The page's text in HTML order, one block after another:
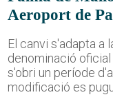
Aeroport de
El canvi s'adapta a
denominació
s'obri un període
modificació es